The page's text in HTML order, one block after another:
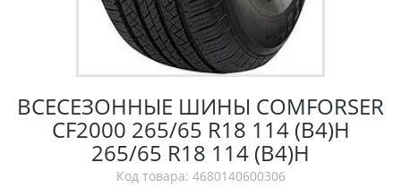
ВСЕСЕЗОННЫЕ ШИНЫ COMFORSER
CF2000 265/65 R18 114 (B4)H
265/65 R18 114 (B4)H
Код товара: 4680140600306